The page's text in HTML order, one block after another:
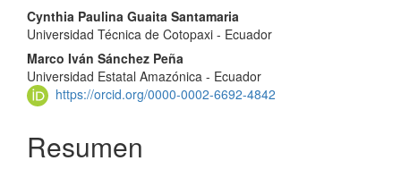
Contenido
principal
del
artículo
Cynthia Paulina Guaita Santamaria
Universidad Técnica de Cotopaxi - Ecuador
Marco Iván Sánchez Peña
Universidad Estatal Amazónica - Ecuador
https://orcid.org/0000-0002-6692-4842
Resumen